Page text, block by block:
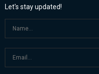
Let's stay updated!